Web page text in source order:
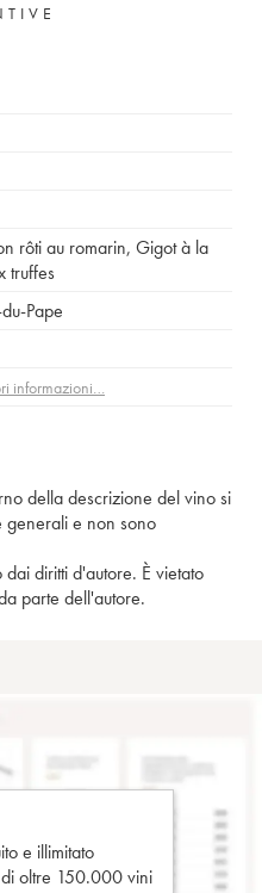
rôti au romarin, Gigot à la
truffes
Pape
informazioni…
della descrizione del vino si
generali e non sono
diritti d'autore. È vietato
parte dell'autore.
e illimitato
oltre 150.000 vini